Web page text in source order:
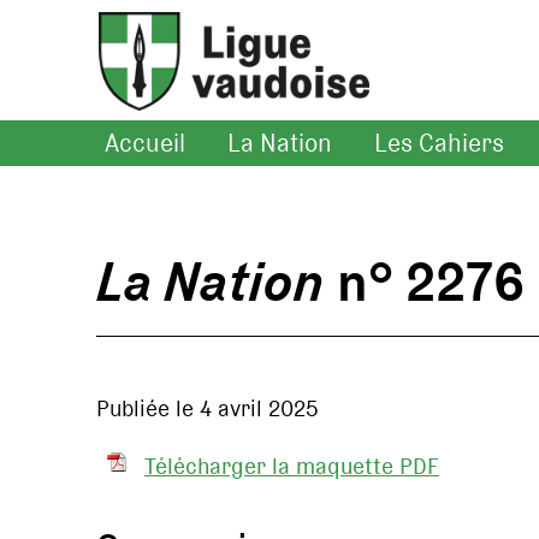
Accueil La Nation Les Cahiers
La Nation n° 2276
Publiée le 4 avril 2025
Télécharger la maquette PDF